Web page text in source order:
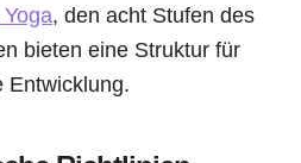
, den acht Stufen des
bieten eine Struktur für
Entwicklung.